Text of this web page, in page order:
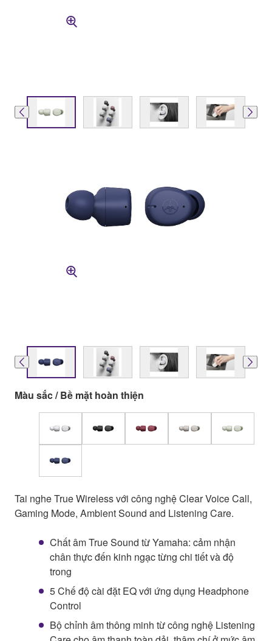
Màu sắc / Bề mặt hoàn thiện
Tai nghe True Wireless với công nghệ Clear Voice Call,
Gaming Mode, Ambient Sound and Listening Care.
Chất âm True Sound từ Yamaha: cảm nhận
chân thực đến kinh ngạc từng chi tiết và độ
trong
5 Chế độ cài đặt EQ với ứng dụng Headphone
Control
Bộ chỉnh âm thông minh từ công nghệ Listening